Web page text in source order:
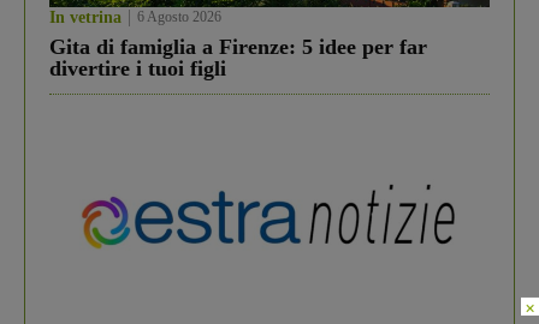
In vetrina 6 Agosto 2026
Gita di famiglia a Firenze: 5 idee per far
divertire i tuoi figli
×